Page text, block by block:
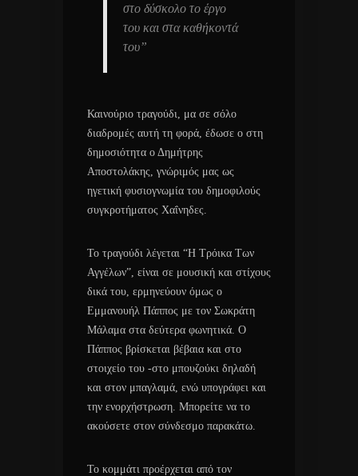
στο δύσκολο το έργο
του και στα καθήκοντά
του”
Καινούριο τραγούδι, μα σε σόλο
διαδρομές αυτή τη φορά, έδωσε ο στη
δημοσιότητα ο Δημήτρης
Αποστολάκης, γνώριμός μας ως
ηγετική φυσιογνωμία του δημοφιλούς
συγκροτήματος Χαΐνηδες.
Το τραγούδι λέγεται “Η Τρόικα Των
Αγγέλων”, είναι σε μουσική και στίχους
δικά του, ερμηνεύουν όμως ο
Εμμανουήλ Πάππος με τον Σωκράτη
Μάλαμα στα δεύτερα φωνητικά. Ο
Πάππος βρίσκεται βέβαια και στο
στοιχείο του -στο μπουζούκι δηλαδή
και στον μπαγλαμά, ενώ υπογράφει και
την ενορχήστρωση. Μπορείτε να το
ακούσετε στον σύνδεσμο παρακάτω.
Το κομμάτι προέρχεται από τον